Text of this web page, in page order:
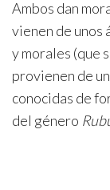
Ambos dan
vienen de unos
y morales (que
provienen de
conocidas de
del género